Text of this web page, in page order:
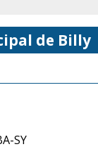
de Billy
SY